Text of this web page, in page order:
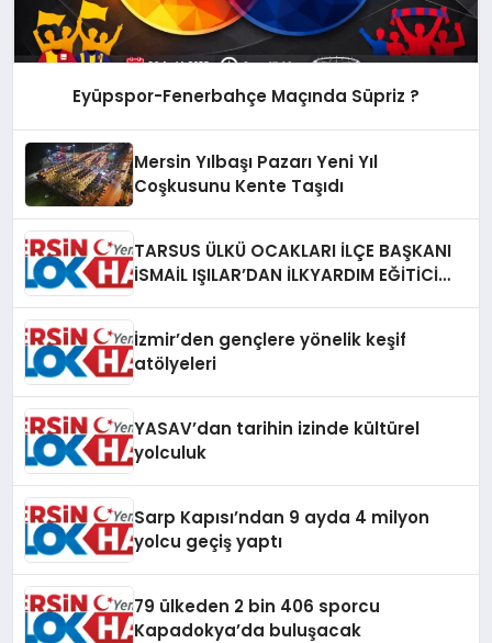
Eyüpspor-Fenerbahçe Maçında Süpriz ?
Mersin Yılbaşı Pazarı Yeni Yıl
Coşkusunu Kente Taşıdı
TARSUS ÜLKÜ OCAKLARI İLÇE BAŞKANI
İSMAİL IŞILAR’DAN İLKYARDIM EĞİTİCİ
İzmir’den gençlere yönelik keşif
atölyeleri
YASAV’dan tarihin izinde kültürel
yolculuk
Sarp Kapısı’ndan 9 ayda 4 milyon
yolcu geçiş yaptı
79 ülkeden 2 bin 406 sporcu
Kapadokya’da buluşacak